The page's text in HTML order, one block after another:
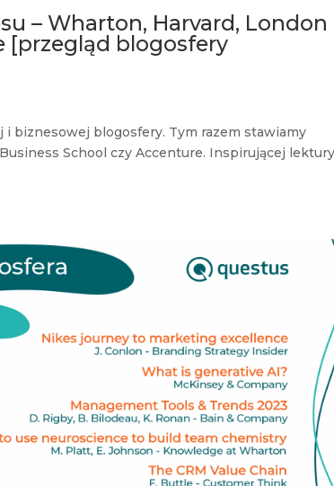
– Wharton, Harvard, London
[przegląd blogosfery
biznesowej blogosfery. Tym razem stawiamy
School czy Accenture. Inspirującej